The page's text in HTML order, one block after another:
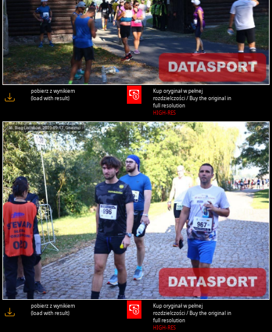
pobierz z wynikiem
(load with result)
Kup oryginał w pełnej
rozdzielczości / Buy the original in
full resolution
HIGH-RES
pobierz z wynikiem
(load with result)
Kup oryginał w pełnej
rozdzielczości / Buy the original in
full resolution
HIGH-RES